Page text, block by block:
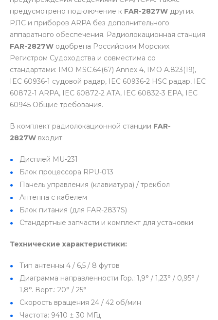
предусмотрено подключение к FAR-2827W других
РЛС и приборов ARPA без дополнительного
аппаратного обеспечения. Радиолокационная станция
FAR-2827W одобрена Российским Морских
Регистром Судоходства и совместима со
стандартами: IMO MSC.64(67) Annex 4, IMO A.823(19),
IEC 60936-1 судовой радар, IEC 60936-2 HSC радар, IEC
60872-1 ARPA, IEC 60872-2 ATA, IEC 60832-3 EPA, IEC
60945 Общие требования.
В комплект радиолокационной станции FAR-
2827W входит:
Дисплей MU-231
Блок процессора RPU-013
Панель управления (клавиатура) / трекбол
Антенна с кабелем
Блок питания (для FAR-2837S)
Стандартные запчасти и комплект для установки
Технические характеристики:
Тип антенны 4 / 6,5 / 8 футов
Диаграмма направленности Гор.: 1,9° / 1,23° / 0,95° /
1,8°. Верт.: 20° / 25°
Скорость вращения 24 / 42 об/мин
Частота: 9410 ± 30 МГц